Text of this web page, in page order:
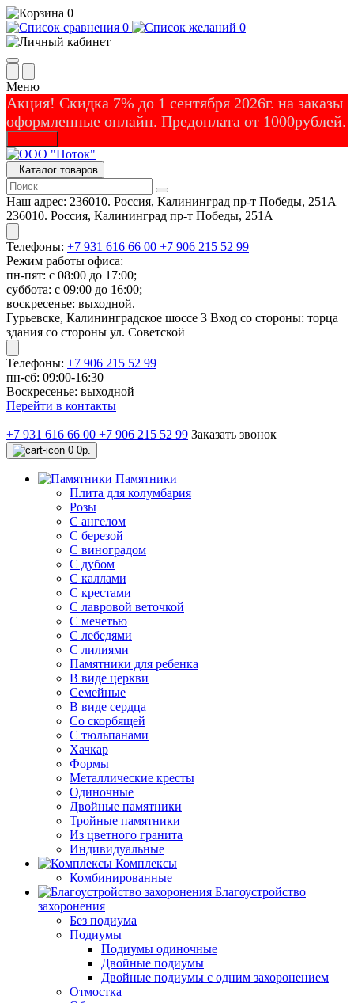
0
0
0
Меню
Акция! Скидка 7% до 1 сентября 2026г. на заказы
оформленные онлайн. Предоплата от 1000рублей.
Каталог товаров
Наш адрес: 236010. Россия, Калининград пр-т Победы, 251А
236010. Россия, Калининград пр-т Победы, 251А
Телефоны: +7 931 616 66 00 +7 906 215 52 99
Режим работы офиса:
пн-пят: с 08:00 до 17:00;
суббота: с 09:00 до 16:00;
воскресенье: выходной.
Гурьевске, Калининградское шоссе 3 Вход со стороны: торца
здания со стороны ул. Советской
Телефоны: +7 906 215 52 99
пн-сб: 09:00-16:30
Воскресенье: выходной
Перейти в контакты
+7 931 616 66 00 +7 906 215 52 99 Заказать звонок
0 0р.
Памятники
Плита для колумбария
Розы
C ангелом
C березой
С виноградом
С дубом
С каллами
С крестами
С лавровой веточкой
С мечетью
C лебедями
С лилиями
Памятники для ребенка
В виде церкви
Семейные
В виде сердца
Со скорбящей
С тюльпанами
Хачкар
Формы
Металлические кресты
Одиночные
Двойные памятники
Тройные памятники
Из цветного гранита
Индивидуальные
Комплексы
Комбинированные
Благоустройство
захоронения
Без подиума
Подиумы
Подиумы одиночные
Двойные подиумы
Двойные подиумы с одним захоронением
Отмостка